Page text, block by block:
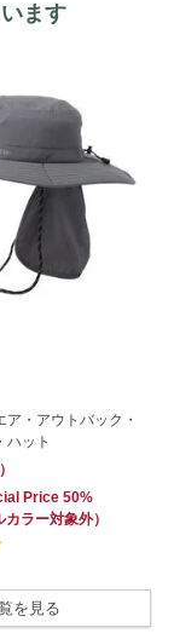
ます
ア・アウトバック・
ハット
Price 50%
カラー対象外）
を見る